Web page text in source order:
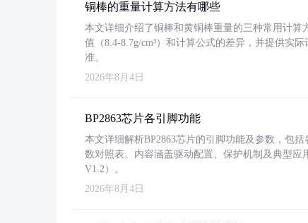
铜棒的重量计算方法有哪些
本文详细介绍了铜棒和黄铜棒重量的三种常用计
值（8.4-8.7g/cm³）和计算公式的差异，并提供实
准。
2026年8月4日
BP2863芯片各引脚功能
本文详细解析BP2863芯片的引脚功能及参数，包
数对照表。内容涵盖驱动配置、保护机制及典型
V1.2）。
2026年8月4日